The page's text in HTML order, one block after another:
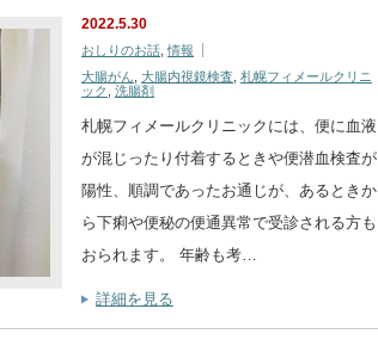
2022.5.30
おしりのお話 ,情報
大腸がん 大腸内視鏡検査 札幌フィメールクリニ
ック
洗腸剤
札幌フィメールクリニックには、便に血液
が混じったり付着するときや便潜血検査が
陽性、順調であったお通じが、あるときか
ら下痢や便秘の便通異常で受診される方も
おられます。 年齢も考…
詳細を見る